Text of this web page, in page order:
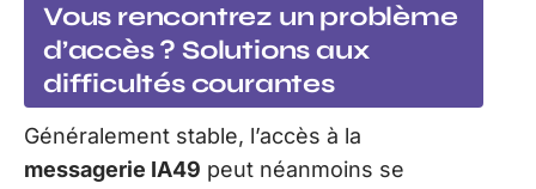
Vous rencontrez un problème
d’accès ? Solutions aux
difficultés courantes
Généralement stable, l’accès à la
messagerie IA49 peut néanmoins se